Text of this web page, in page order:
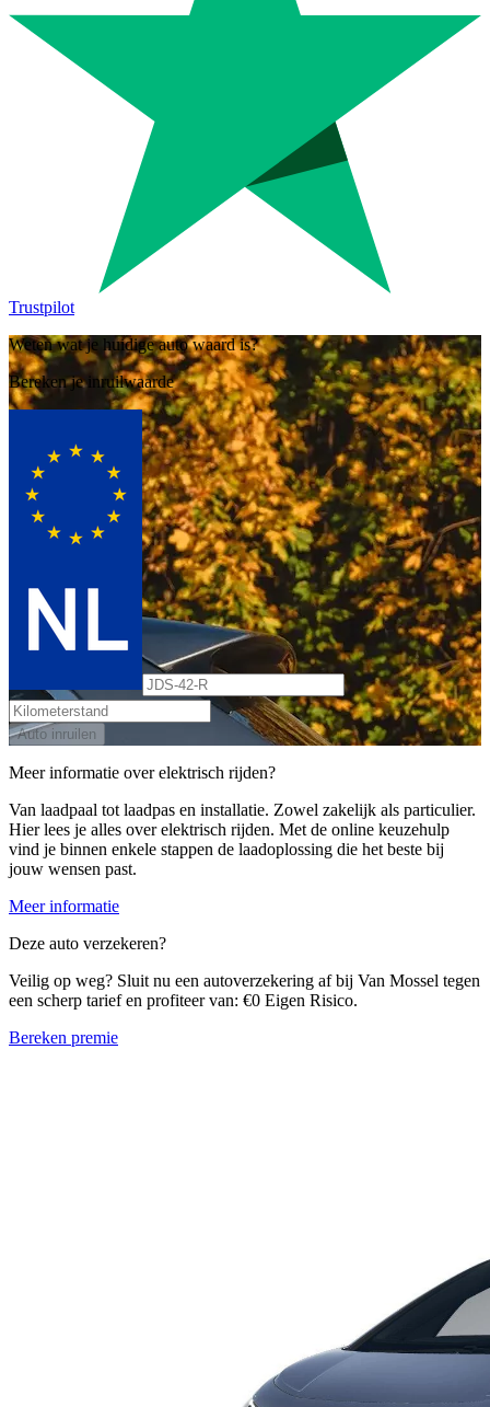
Trustpilot
Weten wat je huidige auto waard is?
Bereken je inruilwaarde
Auto inruilen
Meer informatie over elektrisch rijden?
Van laadpaal tot laadpas en installatie. Zowel zakelijk als particulier.
Hier lees je alles over elektrisch rijden. Met de online keuzehulp
vind je binnen enkele stappen de laadoplossing die het beste bij
jouw wensen past.
Meer informatie
Deze auto verzekeren?
Veilig op weg? Sluit nu een autoverzekering af bij Van Mossel tegen
een scherp tarief en profiteer van: €0 Eigen Risico.
Bereken premie